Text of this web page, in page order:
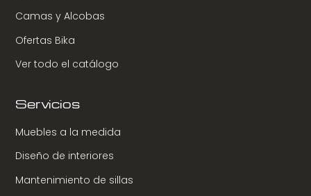
Camas y Alcobas
Ofertas Bika
Ver todo el catálogo
Servicios
Muebles a la medida
Diseño de interiores
Mantenimiento de sillas